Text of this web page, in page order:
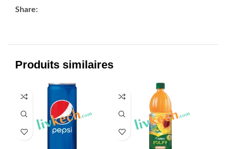
Share:
Produits similaires